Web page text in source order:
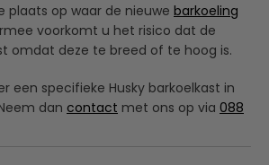
plaats op waar de nieuwe barkoeling
voorkomt u het risico dat de
omdat deze te breed of te hoog is.
een specifieke Husky barkoelkast in
dan contact met ons op via 088